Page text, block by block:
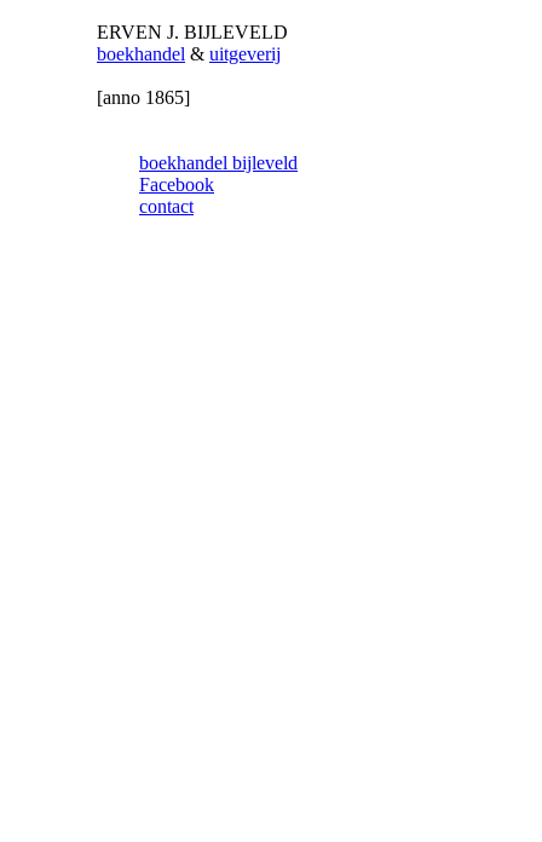
ERVEN J. BIJLEVELD
boekhandel & uitgeverij
[anno 1865]
boekhandel bijleveld
Facebook
contact